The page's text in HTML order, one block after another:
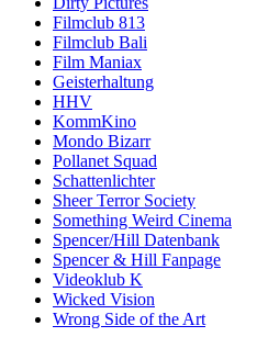
Filmclub 813
Filmclub Bali
Film Maniax
Geisterhaltung
HHV
KommKino
Mondo Bizarr
Pollanet Squad
Schattenlichter
Sheer Terror Society
Something Weird Cinema
Spencer/Hill Datenbank
Spencer & Hill Fanpage
Videoklub K
Wicked Vision
Wrong Side of the Art